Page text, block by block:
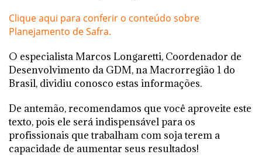
Clique aqui para conferir o conteúdo sobre
Planejamento de Safra.
O especialista Marcos Longaretti, Coordenador de
Desenvolvimento da GDM, na Macrorregião 1 do
Brasil, dividiu conosco estas informações.
De antemão, recomendamos que você aproveite este
texto, pois ele será indispensável para os
profissionais que trabalham com soja terem a
capacidade de aumentar seus resultados!